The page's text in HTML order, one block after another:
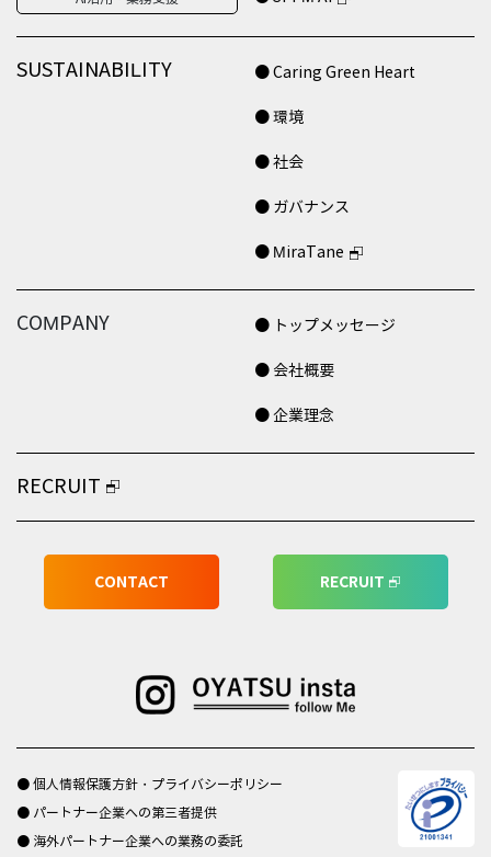
SUSTAINABILITY ● Caring Green Heart
● 環境
● 社会
● ガバナンス
● MiraTane
COMPANY ● トップメッセージ
● 会社概要
● 企業理念
RECRUIT
CONTACT RECRUIT
● 個人情報保護方針・プライバシーポリシー
● パートナー企業への第三者提供
● 海外パートナー企業への業務の委託